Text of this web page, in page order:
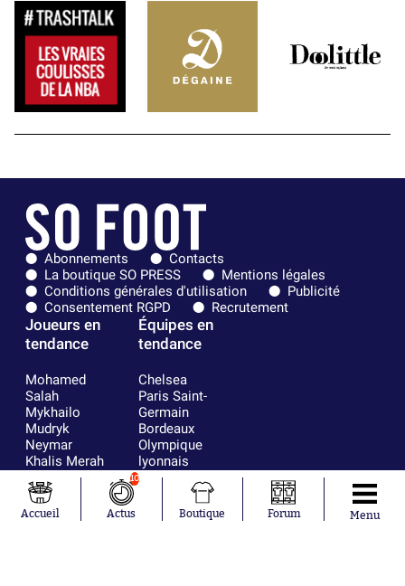
Abonnements
Contacts
La boutique SO PRESS
Mentions légales
Conditions générales d'utilisation
Publicité
Consentement RGPD
Recrutement
Joueurs en
tendance
Mohamed
Salah
Mykhailo
Mudryk
Neymar
Khalis Merah
Loïs Openda
Moussa
Niakhaté
Équipes en
tendance
Chelsea
Paris Saint-
Germain
Bordeaux
Olympique
lyonnais
FIFA
Real Madrid
RC Strasbourg
AC Milan
Accueil
10
Actus Boutique Forum Menu